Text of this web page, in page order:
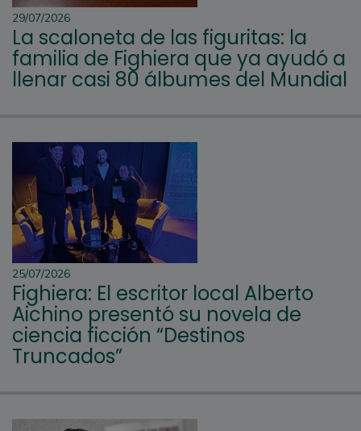
29/07/2026
La scaloneta de las figuritas: la
familia de Fighiera que ya ayudó a
llenar casi 80 álbumes del Mundial
25/07/2026
Fighiera: El escritor local Alberto
Aichino presentó su novela de
ciencia ficción “Destinos
Truncados”